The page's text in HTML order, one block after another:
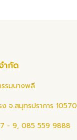
ำกัด
รมบางพลี
ง จ.สมุทรปราการ 10570
- 9, 085 559 9888